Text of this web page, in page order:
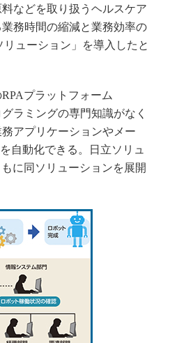
などを取り扱うヘルスケア
務時間の縮減と業務効率の
リューション」を導入したと
プラットフォーム
ラミングの専門知識がなく
アプリケーションやメー
自動化できる。日立ソリュ
に同ソリューションを展開